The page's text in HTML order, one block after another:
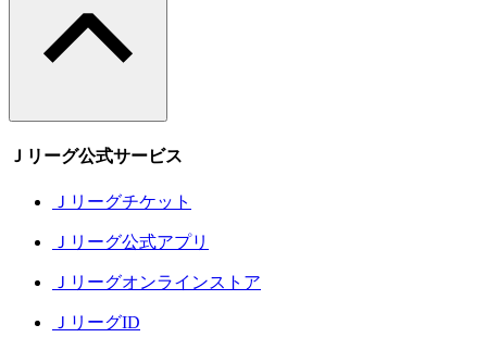
Ｊリーグ公式サービス
Ｊリーグチケット
Ｊリーグ公式アプリ
Ｊリーグオンラインストア
ＪリーグID